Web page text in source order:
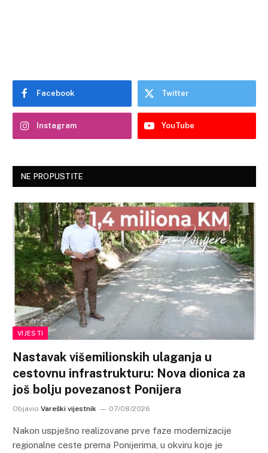
Facebook Twitter
Instagram YouTube
NE PROPUSTITE
VIJESTI
Nastavak višemilionskih ulaganja u
cestovnu infrastrukturu: Nova dionica za
još bolju povezanost Ponijera
Objavio Vareški vijestnik 07/08/2026
Nakon uspješno realizovane prve faze modernizacije
regionalne ceste prema Ponijerima, u okviru koje je